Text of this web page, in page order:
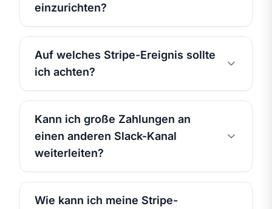
einzurichten?
Auf welches Stripe-Ereignis sollte
ich achten?
Kann ich große Zahlungen an
einen anderen Slack-Kanal
weiterleiten?
Wie kann ich meine Stripe-